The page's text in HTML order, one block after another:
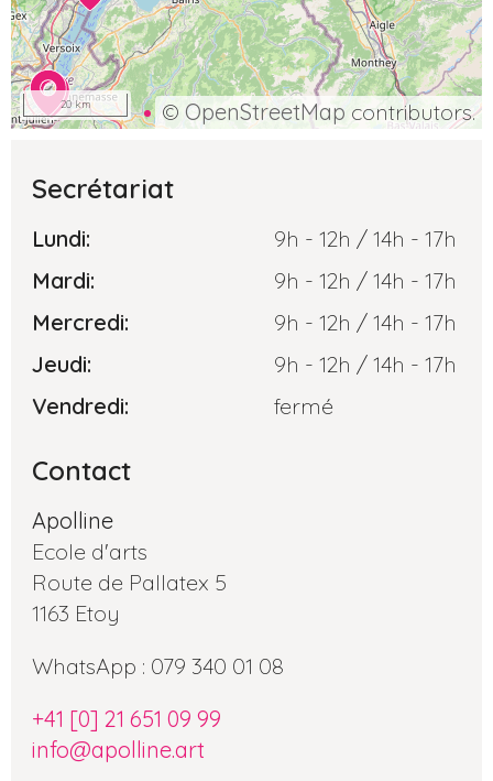
© OpenStreetMap contributors.
20 km
Secrétariat
Lundi:
9h - 12h / 14h - 17h
Mardi:
9h - 12h / 14h - 17h
Mercredi:
9h - 12h / 14h - 17h
Jeudi:
9h - 12h / 14h - 17h
Vendredi:
fermé
Contact
Apolline
Ecole d'arts
Route de Pallatex 5
1163 Etoy
WhatsApp : 079 340 01 08
+41 [0] 21 651 09 99
info@apolline.art